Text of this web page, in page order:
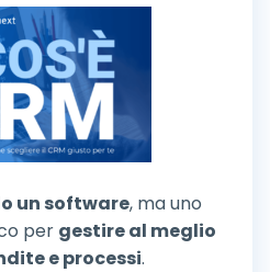
un software, ma uno
per gestire al meglio
e processi.